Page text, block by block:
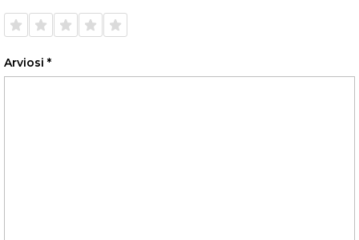
1/5
tähteä
2/5
tähteä
3/5
tähteä
4/5
tähteä
5/5
tähteä
Arviosi *